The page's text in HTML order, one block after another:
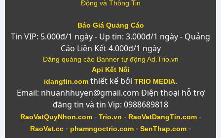
Động và Thông Tin
Báo Giá Quảng Cáo
Tin VIP: 5.000đ/1 ngày - Up tin: 3.000đ/1 ngày - Quảng
Cáo Liên Kết 4.000đ/1 ngày
Đăng quảng cáo Banner tự động Ad.Trio.vn
Api Kết Nối
idangtin.com thiết kế bởi TRIO MEDIA.
Email: nhuanhhuyen@gmail.com Điện thoại hỗ trợ
đăng tin và tin Vip: 0988689818
RaoVatQuyNhon.com- Trio.vn - RaoVatDangTin.com-
RaoVat.cc - phamngoctrio.com - SenThap.com -